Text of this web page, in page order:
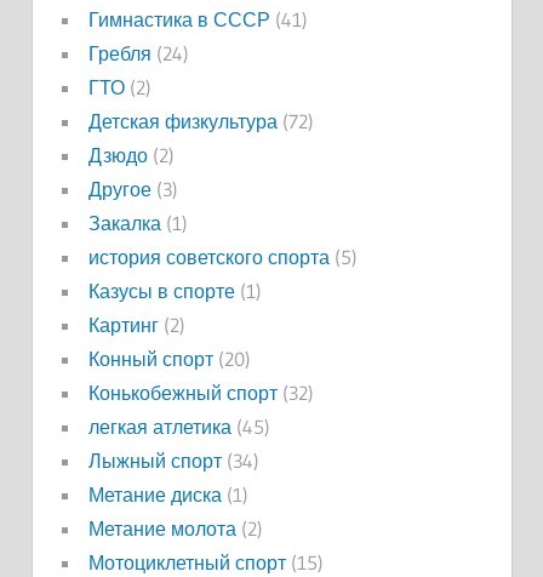
Гимнастика в СССР (41)
Гребля (24)
ГТО(2)
Детская физкультура(72)
Дзюдо(2)
Другое(3)
Закалка(1)
история советского спорта(5)
Казусы в спорте(1)
Картинг(2)
Конный спорт(20)
Конькобежный спорт(32)
легкая атлетика(45)
Лыжный спорт(34)
Метание диска(1)
Метание молота(2)
Мотоциклетный спорт(15)